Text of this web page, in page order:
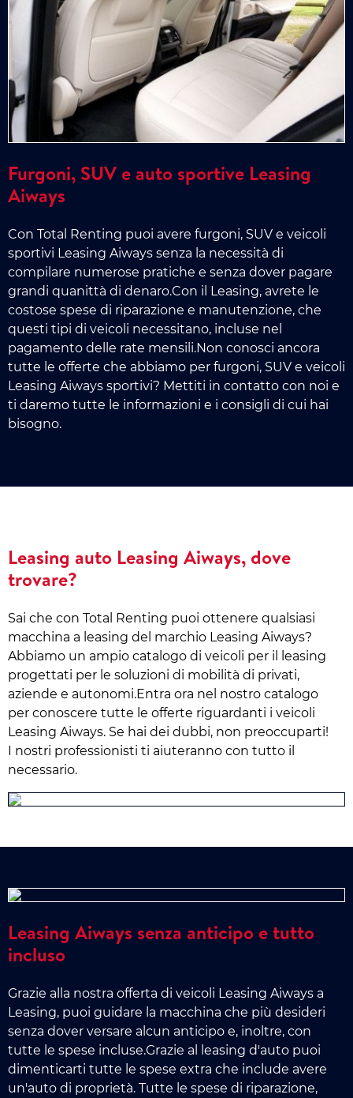
Furgoni, SUV e auto sportive Leasing
Aiways
Con Total Renting puoi avere furgoni, SUV e veicoli
sportivi Leasing Aiways senza la necessità di
compilare numerose pratiche e senza dover pagare
grandi quanittà di denaro.Con il Leasing, avrete le
costose spese di riparazione e manutenzione, che
questi tipi di veicoli necessitano, incluse nel
pagamento delle rate mensili.Non conosci ancora
tutte le offerte che abbiamo per furgoni, SUV e veicoli
Leasing Aiways sportivi? Mettiti in contatto con noi e
ti daremo tutte le informazioni e i consigli di cui hai
bisogno.
Leasing auto Leasing Aiways, dove
trovare?
Sai che con Total Renting puoi ottenere qualsiasi
macchina a leasing del marchio Leasing Aiways?
Abbiamo un ampio catalogo di veicoli per il leasing
progettati per le soluzioni di mobilità di privati,
aziende e autonomi.Entra ora nel nostro catalogo
per conoscere tutte le offerte riguardanti i veicoli
Leasing Aiways. Se hai dei dubbi, non preoccuparti!
I nostri professionisti ti aiuteranno con tutto il
necessario.
Leasing Aiways senza anticipo e tutto
incluso
Grazie alla nostra offerta di veicoli Leasing Aiways a
Leasing, puoi guidare la macchina che più desideri
senza dover versare alcun anticipo e, inoltre, con
tutte le spese incluse.Grazie al leasing d'auto puoi
dimenticarti tutte le spese extra che include avere
un'auto di proprietà. Tutte le spese di riparazione,